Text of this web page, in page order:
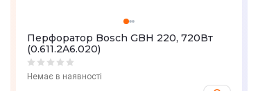
Перфоратор Bosch GBH 220, 720Вт
(0.611.2A6.020)
Немає в наявності